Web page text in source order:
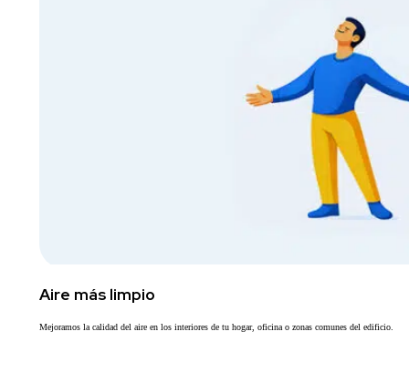
Aire más limpio
Mejoramos la calidad del aire en los interiores de tu hogar, oficina o zonas comunes del edificio.